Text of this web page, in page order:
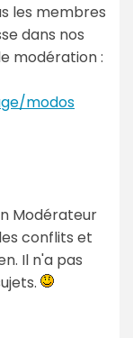
les membres
dans nos
modération :
modos
Modérateur
conflits et
Il n'a pas